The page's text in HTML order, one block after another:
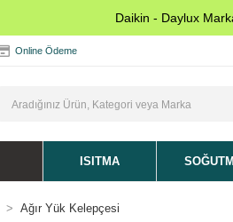
Daikin - Daylux
Online Ödeme
ISITMA
Ağır Yük Kelepçesi